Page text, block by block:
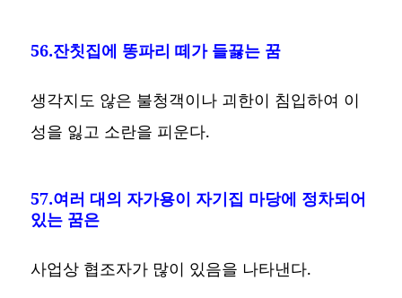
56.잔칫집에 똥파리 떼가 들끓는 꿈
생각지도 않은 불청객이나 괴한이 침입하여 이
성을 잃고 소란을 피운다.
57.여러 대의 자가용이 자기집 마당에 정차되어
있는 꿈은
사업상 협조자가 많이 있음을 나타낸다.